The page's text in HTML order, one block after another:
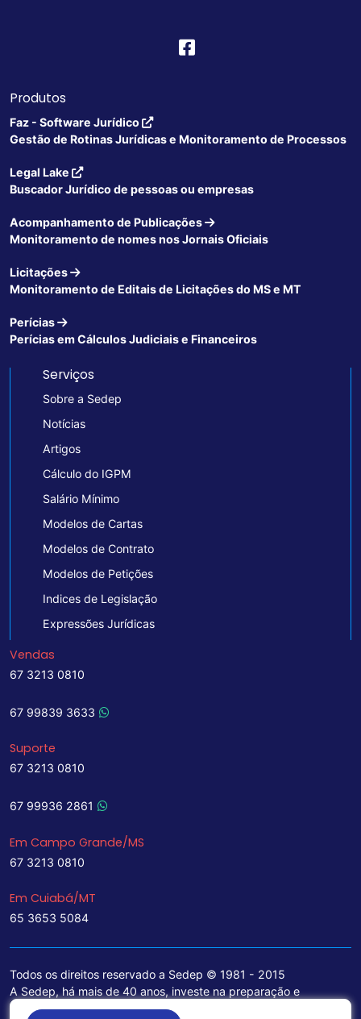
Produtos
Faz - Software Jurídico
Gestão de Rotinas Jurídicas e Monitoramento de Processos
Legal Lake
Buscador Jurídico de pessoas ou empresas
Acompanhamento de Publicações
Monitoramento de nomes nos Jornais Oficiais
Licitações
Monitoramento de Editais de Licitações do MS e MT
Perícias
Perícias em Cálculos Judiciais e Financeiros
Serviços
Sobre a Sedep
Notícias
Artigos
Cálculo do IGPM
Salário Mínimo
Modelos de Cartas
Modelos de Contrato
Modelos de Petições
Indices de Legislação
Expressões Jurídicas
Vendas
67 3213 0810
67 99839 3633
Suporte
67 3213 0810
67 99936 2861
Em Campo Grande/MS
67 3213 0810
Em Cuiabá/MT
65 3653 5084
Todos os direitos reservado a Sedep © 1981 - 2015
A Sedep, há mais de 40 anos, investe na preparação e
treinamento de funcionários e na aquisição de tecnologia de